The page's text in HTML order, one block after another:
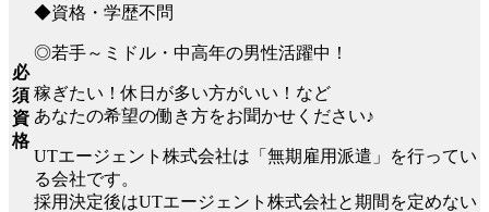
必
須
資
格
◆資格・学歴不問
◎若手～ミドル・中高年の男性活躍中！
稼ぎたい！休日が多い方がいい！など
あなたの希望の働き方をお聞かせください♪
UTエージェント株式会社は「無期雇用派遣」を行ってい
る会社です。
採用決定後はUTエージェント株式会社と期間を定めない